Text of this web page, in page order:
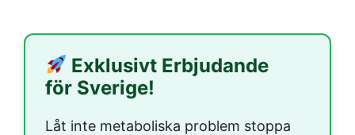
Exklusivt Erbjudande
för Sverige!
Låt inte metaboliska problem stoppa